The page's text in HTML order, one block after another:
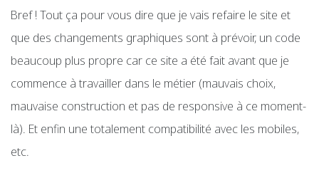
Bref ! Tout ça pour vous dire que je vais refaire le site et
que des changements graphiques sont à prévoir, un code
beaucoup plus propre car ce site a été fait avant que je
commence à travailler dans le métier (mauvais choix,
mauvaise construction et pas de responsive à ce moment-
là). Et enfin une totalement compatibilité avec les mobiles,
etc.